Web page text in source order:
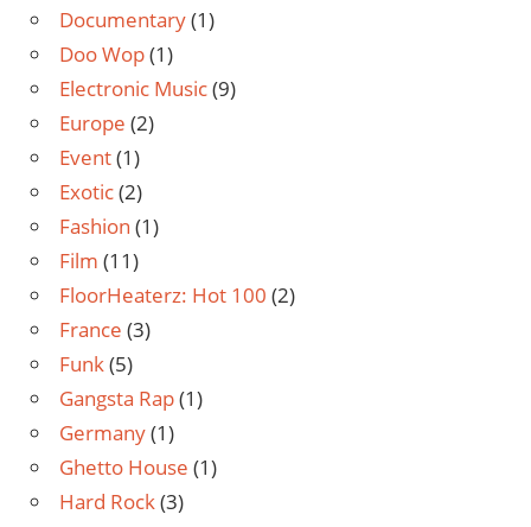
Documentary(1)
Doo Wop(1)
Electronic Music(9)
Europe (2)
Event(1)
Exotic(2)
Fashion (1)
Film (11)
FloorHeaterz: Hot 100 (2)
France (3)
Funk(5)
Gangsta Rap(1)
Germany(1)
Ghetto House (1)
Hard Rock(3)